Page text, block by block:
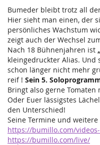
Bumeder bleibt trotz all
Hier sieht man einen, der
persönliches Wachstum
zeigt auch der Wechsel
Nach 18 Bühnenjahren ist
kleingedruckter Alias. Und
schon länger nicht mehr
reif ! Sein 5.
Bringt also gerne Tomaten
Oder Euer lässigstes
den Unterschied!
Seine Termine und weitere
https://bumillo.com/
https://bumillo.com/live/